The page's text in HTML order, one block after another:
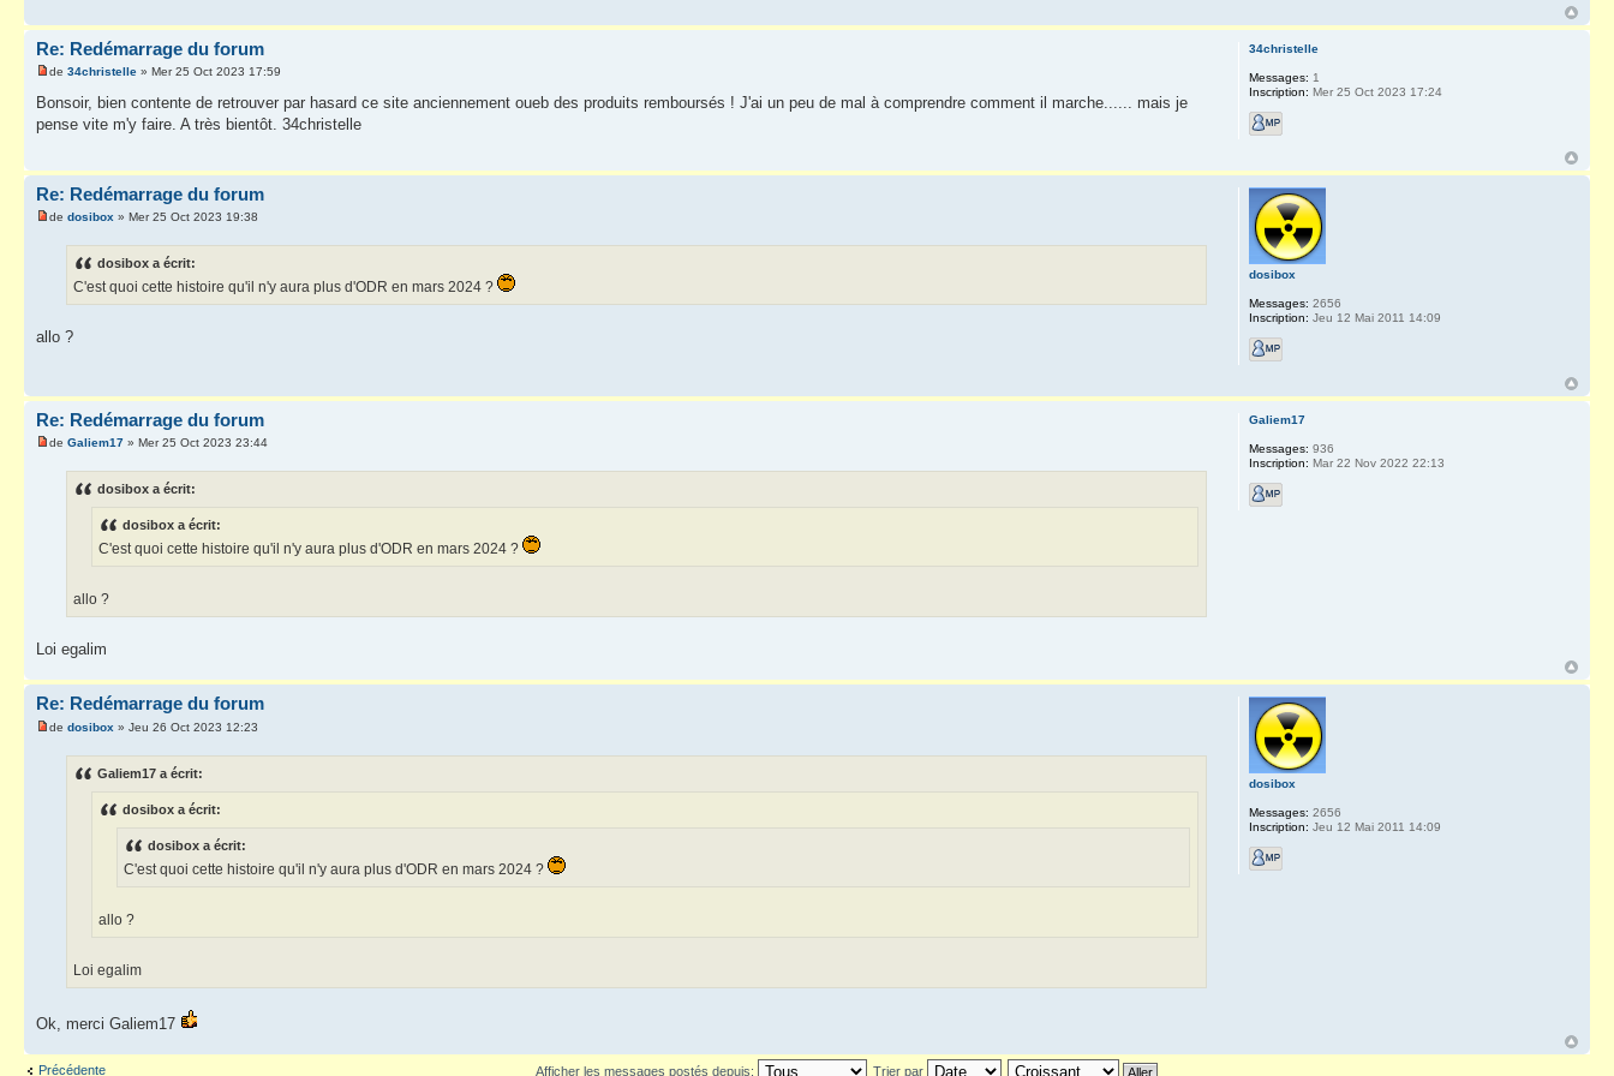
Re: Redémarrage du forum
de 34christelle » Mer 25 Oct 2023 17:59
Bonsoir, bien contente de retrouver par hasard ce site anciennement oueb des produits remboursés ! J'ai un peu de mal à comprendre comment il marche...... mais je
pense vite m'y faire. A très bientôt. 34christelle
34christelle
Messages: 1
Inscription: Mer 25 Oct 2023 17:24
Re: Redémarrage du forum
de dosibox » Mer 25 Oct 2023 19:38
dosibox a écrit:
C'est quoi cette histoire qu'il n'y aura plus d'ODR en mars 2024 ?
allo ?
dosibox
Messages: 2656
Inscription: Jeu 12 Mai 2011 14:09
Re: Redémarrage du forum
de Galiem17 » Mer 25 Oct 2023 23:44
dosibox a écrit:
dosibox a écrit:
C'est quoi cette histoire qu'il n'y aura plus d'ODR en mars 2024 ?
allo ?
Loi egalim
Galiem17
Messages: 936
Inscription: Mar 22 Nov 2022 22:13
Re: Redémarrage du forum
de dosibox » Jeu 26 Oct 2023 12:23
Galiem17 a écrit:
dosibox a écrit:
dosibox a écrit:
C'est quoi cette histoire qu'il n'y aura plus d'ODR en mars 2024 ?
allo ?
Loi egalim
Ok, merci Galiem17
dosibox
Messages: 2656
Inscription: Jeu 12 Mai 2011 14:09
Précédente Afficher les messages postés depuis: Trier par